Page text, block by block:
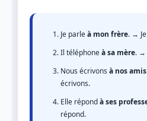
Je parleà mon frère. → Je
Il téléphoneà sa mère. →
Nous écrivons à nos amis
écrivons.
Elle répondà ses
répond.